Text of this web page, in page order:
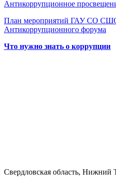
Антикоррупционное
План мероприятий ГАУ СО
Антикоррупционного форума
Что нужно знать о коррупции
Свердловская область, Нижний